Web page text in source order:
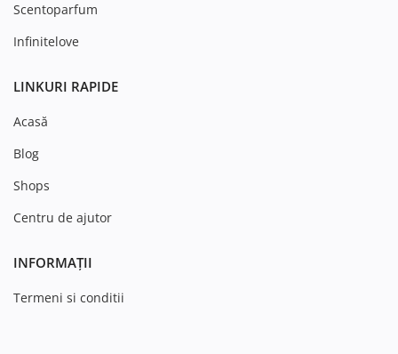
Scentoparfum
Infinitelove
LINKURI RAPIDE
Acasă
Blog
Shops
Centru de ajutor
INFORMAȚII
Termeni si conditii